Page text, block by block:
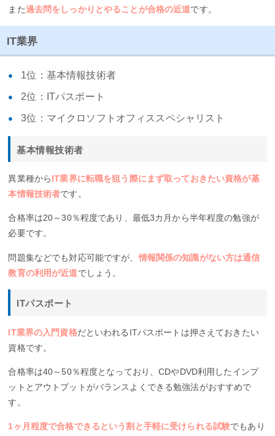
また過去問をしっかりとやることが合格の近道です。
IT業界
1位：基本情報技術者
2位：ITパスポート
3位：マイクロソフトオフィススペシャリスト
基本情報技術者
異業種からIT業界に転職を狙う際にまず取っておきたい資格が基
本情報技術者です。
合格率は20～30％程度であり、最低3カ月から半年程度の勉強が
必要です。
問題集などでも対応可能ですが、情報関係の知識がない方は通信
教育の利用が近道でしょう。
ITパスポート
IT業界の入門資格だといわれるITパスポートは押さえておきたい
資格です。
合格率は40～50％程度となっており、CDやDVD利用したインプ
ットとアウトプットがバランスよくできる勉強法がおすすめで
す。
1ヶ月程度で合格できるという割と手軽に受けられる試験でもあり